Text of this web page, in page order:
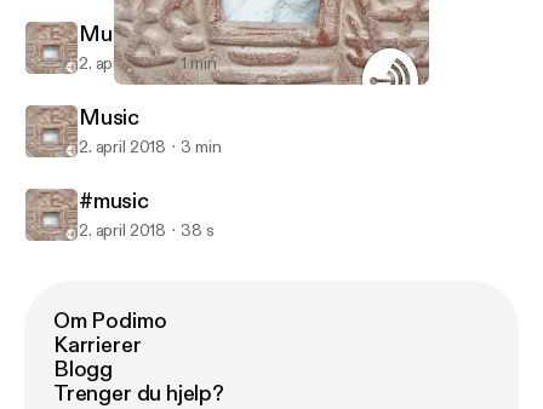
Ash Evans
Music
2. april 2018 1 min
Music
2. april 2018 3 min
#music
2. april 2018 38 s
Om Podimo
Karrierer
Blogg
Trenger du hjelp?